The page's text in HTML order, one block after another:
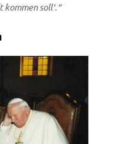
soll‘.“